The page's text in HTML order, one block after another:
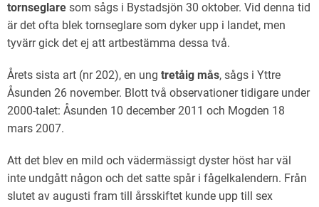
tornseglare som sågs i Bystadsjön 30 oktober. Vid denna tid
är det ofta blek tornseglare som dyker upp i landet, men
tyvärr gick det ej att artbestämma dessa två.
Årets sista art (nr 202), en ung tretåig mås, sågs i Yttre
Åsunden 26 november. Blott två observationer tidigare under
2000-talet: Åsunden 10 december 2011 och Mogden 18
mars 2007.
Att det blev en mild och vädermässigt dyster höst har väl
inte undgått någon och det satte spår i fågelkalendern. Från
slutet av augusti fram till årsskiftet kunde upp till sex